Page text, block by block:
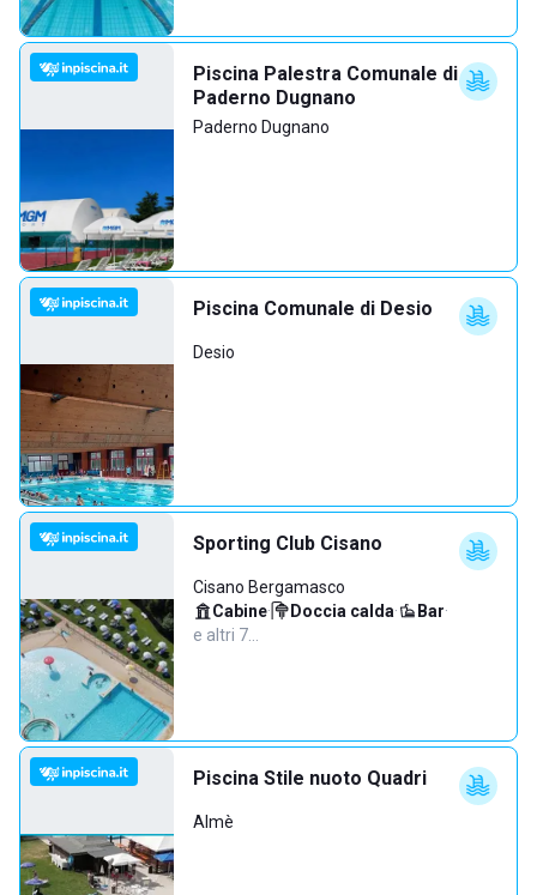
Piscina Palestra Comunale di
Paderno Dugnano
Paderno Dugnano
Piscina Comunale di Desio
Desio
Sporting Club Cisano
Cisano Bergamasco
Cabine· Doccia calda· Bar·
e altri 7…
Piscina Stile nuoto Quadri
Almè